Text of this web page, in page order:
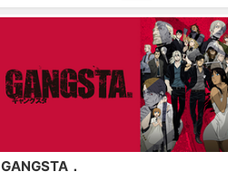
GANGSTA．